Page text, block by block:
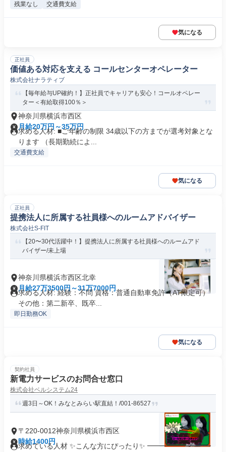
残業なし 交通費支給
気になる
正社員
価値ある対応を支える コールセンターオペレーター
株式会社ナラティブ
【毎年給与UP確約！】正社員でキャリアも安心！コールオペレー
ター＜有給取得100％＞
神奈川県横浜市西区
月給20万円～35万円
求める人材: ■ご年齢の制限 34歳以下の方までが選考対象とな
ります （長期勤続によ...
交通費支給
気になる
正社員
提携法人に所属する社員様へのルームアドバイザー
株式会社S-FIT
【20〜30代活躍中！】提携法人に所属する社員様へのルームアド
バイザー/未上場
神奈川県横浜市西区北幸
月給27万3500円～31万7000円
求める人材: 経験：不問 資格：普通自動車免許（AT限定可）
その他：第二新卒、既卒...
即日勤務OK
気になる
契約社員
新電力サービスのお問合せ窓口
株式会社ベルシステム24
週3日～OK！みなとみらい駅直結！/001-86527
〒220-0012神奈川県横浜市西区
時給1400円
求めている人材 ✨こんな方にぴったり✨ ━━━━━━━━━